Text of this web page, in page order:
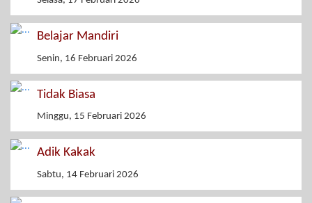
Belajar Mandiri
Senin, 16 Februari 2026
Tidak Biasa
Minggu, 15 Februari 2026
Adik Kakak
Sabtu, 14 Februari 2026